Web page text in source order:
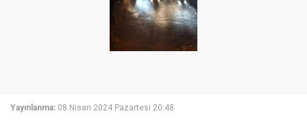
Yayınlanma: 08 Nisan 2024 Pazartesi 20:48